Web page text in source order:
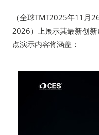
（全球TMT2025年11月
2026）上展示其最新创新
点演示内容将涵盖：